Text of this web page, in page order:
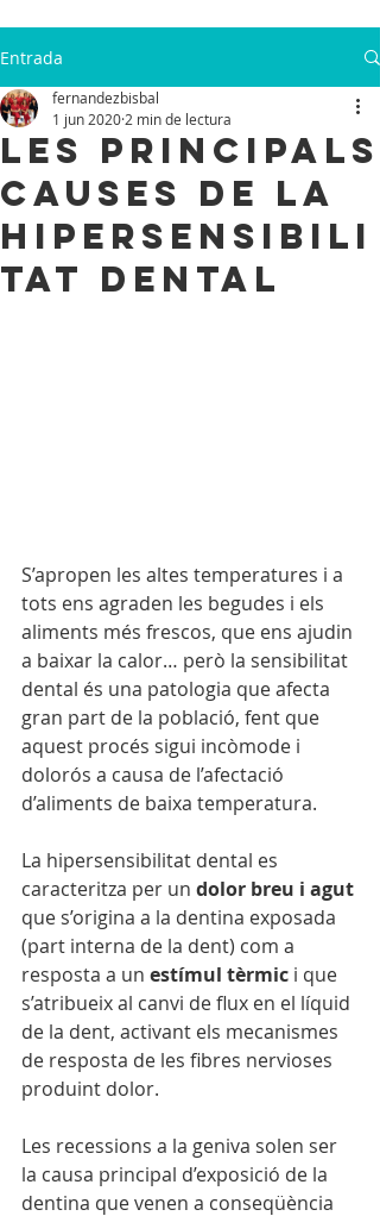
Entrada
Les principals
causes de la
hipersensibili
tat dental
fernandezbisbal
1 jun 2020 2 min de lectura
S’apropen les altes temperatures i a
tots ens agraden les begudes i els
aliments més frescos, que ens ajudin
a baixar la calor… però la sensibilitat
dental és una patologia que afecta
gran part de la població, fent que
aquest procés sigui incòmode i
dolorós a causa de l’afectació
d’aliments de baixa temperatura.
La hipersensibilitat dental es
caracteritza per un dolor breu i agut
que s’origina a la dentina exposada
(part interna de la dent) com a
resposta a un estímul tèrmic i que
s’atribueix al canvi de flux en el líquid
de la dent, activant els mecanismes
de resposta de les fibres nervioses
produint dolor.
Les recessions a la geniva solen ser
la causa principal d’exposició de la
dentina que venen a conseqüència